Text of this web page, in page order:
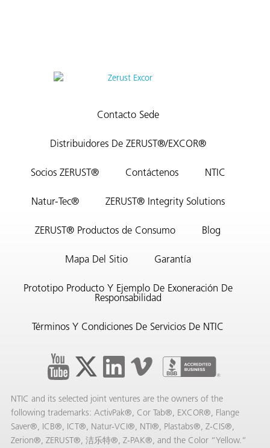
Contacto Sede
Distribuidores De ZERUST®/EXCOR®
Socios ZERUST® Contáctenos NTIC
Natur-Tec® ZERUST® Integrity Solutions
ZERUST® Productos de Consumo Blog
Mapa Del Sitio Garantía
Prototipo Producto Y Ejemplo De Exoneración De
Responsabilidad
Términos Y Condiciones De Servicios De NTIC
NTIC and its selected joint ventures are the owners of the
following trademarks: ActivPak®, Cor Tab®, EXCOR®, Flange
Saver®, ICB®, ICT®, Natur-VCI®, NTI®, Plastabs®, Z-CIS®,
Zerion®, ZERUST®, 洁乐特®, Z-PAK®, and the Color “Yellow.”